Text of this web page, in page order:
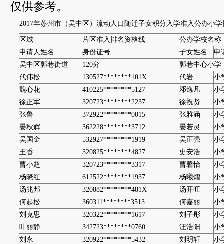
仅供参考。
2017年苏州市（吴中区）流动人口随迁子女积分入学准入公办小
区域 片区准入排名资格线
公办学校名称
申请人姓名
身份证号 子女姓名
申
吴中区郭巷街道
120分
郭巷中心小学
代伟松
130527********101X 代岩
小
魏心花
410225********5127 邓逸凡
小
徐正军
320723********2237 徐祝贤
小
张鲁
372922********0015 张雅涵
小
晏秋辉
362228********3712 晏若灵
小
吴国金
532927********1919 吴正强
小
王香
320825********4827 史安浩
小
曹小超
320723********3317 曹馨怡
小
杨晓红
612522********1937 杨曦熠
小
汤兆邦
320882********481X 汤开旺
小
何起松
360311********3513 何嘉丽
小
刘克思
320322********1617 刘子彤
小
叶丽静
342723********0760 汪浩阳
小
刘永
320922********5432 刘明轩
小